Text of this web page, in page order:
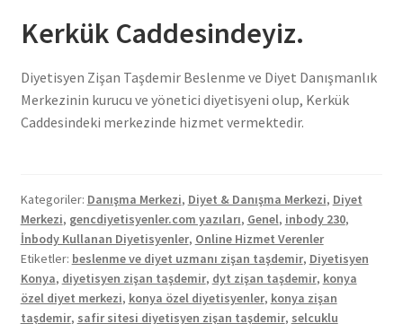
Kerkük Caddesindeyiz.
Diyetisyen Zişan Taşdemir Beslenme ve Diyet Danışmanlık
Merkezinin kurucu ve yönetici diyetisyeni olup, Kerkük
Caddesindeki merkezinde hizmet vermektedir.
Kategoriler: Danışma Merkezi, Diyet & Danışma Merkezi, Diyet
Merkezi, gencdiyetisyenler.com yazıları, Genel, inbody 230,
İnbody Kullanan Diyetisyenler, Online Hizmet Verenler
Etiketler: beslenme ve diyet uzmanı zişan taşdemir, Diyetisyen
Konya, diyetisyen zişan taşdemir, dyt zişan taşdemir, konya
özel diyet merkezi, konya özel diyetisyenler, konya zişan
taşdemir, safir sitesi diyetisyen zişan taşdemir, selcuklu